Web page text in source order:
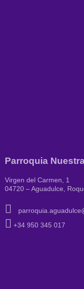
Parroquia
Virgen del Carmen, 1
04720 – Aguadulce,
+34 950 345 017